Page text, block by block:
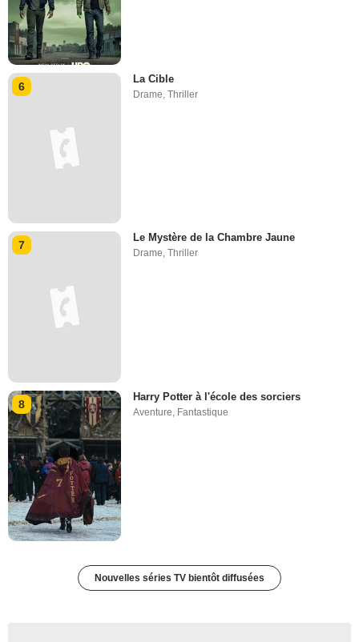
6
La Cible
Drame,Thriller
7
Le Mystère de la Chambre Jaune
Drame,Thriller
8
Harry Potter à l'école des sorciers
Aventure Fantastique
Nouvelles séries TV bientôt diffusées